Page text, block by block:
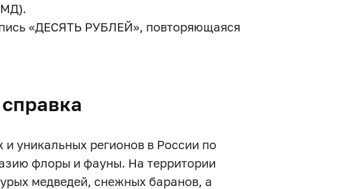
«ДЕСЯТЬ РУБЛЕЙ», повторяющаяся
уникальных регионов в России по
флоры и фауны. На территории
медведей, снежных баранов, а